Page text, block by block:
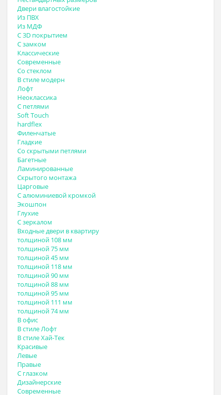
Двери влагостойкие
Из ПВХ
Из МДФ
С 3D покрытием
С замком
Классические
Современные
Со стеклом
В стиле модерн
Лофт
Неоклассика
С петлями
Soft Touch
hardflex
Филенчатые
Гладкие
Со скрытыми петлями
Багетные
Ламинированные
Скрытого монтажа
Царговые
С алюминиевой кромкой
Экошпон
Глухие
С зеркалом
Входные двери в квартиру
толщиной 108 мм
толщиной 75 мм
толщиной 45 мм
толщиной 118 мм
толщиной 90 мм
толщиной 88 мм
толщиной 95 мм
толщиной 111 мм
толщиной 74 мм
В офис
В стиле Лофт
В стиле Хай-Тек
Красивые
Левые
Правые
С глазком
Дизайнерские
Современные